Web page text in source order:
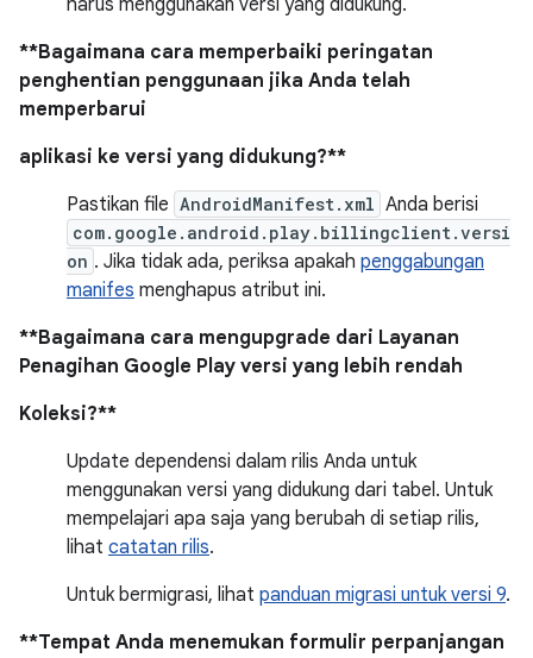
harus menggunakan versi yang didukung.
**Bagaimana cara memperbaiki peringatan
penghentian penggunaan jika Anda telah
memperbarui
aplikasi ke versi yang didukung?**
Pastikan file AndroidManifest.xml Anda berisi
com.google.android.play.billingclient.versi
on . Jika tidak ada, periksa apakah penggabungan
manifes menghapus atribut ini.
**Bagaimana cara mengupgrade dari Layanan
Penagihan Google Play versi yang lebih rendah
Koleksi?**
Update dependensi dalam rilis Anda untuk
menggunakan versi yang didukung dari tabel. Untuk
mempelajari apa saja yang berubah di setiap rilis,
lihat catatan rilis.
Untuk bermigrasi, lihat panduan migrasi untuk versi 9.
**Tempat Anda menemukan formulir perpanjangan